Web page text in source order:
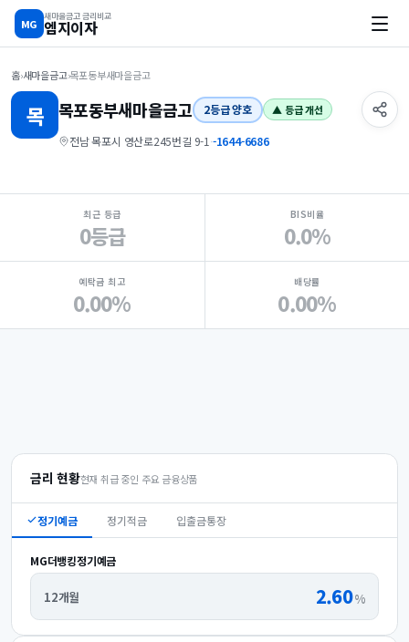
MG
새마을금고 금리비교
엠지이자
홈›새마을금고›목포동부새마을금고
목 목포동부새마을금고 2등급 양호 ▲ 등급 개선
전남 목포시 영산로245번길 9-1 ·-1644-6686
지점 핵심 지표 요약
최근 등급
0등급
BIS비율
0.0%
예탁금 최고
0.00%
배당률
0.00%
금리 현황현재 취급 중인 주요 금융상품
정기예금 정기적금 입출금통장
MG더뱅킹정기예금
12개월 2.60%